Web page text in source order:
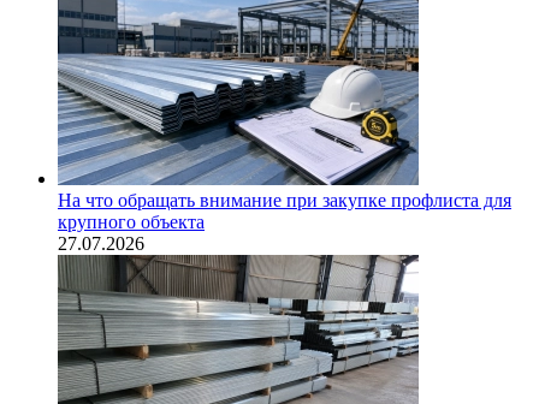
На что обращать внимание при закупке профлиста для
крупного объекта
27.07.2026